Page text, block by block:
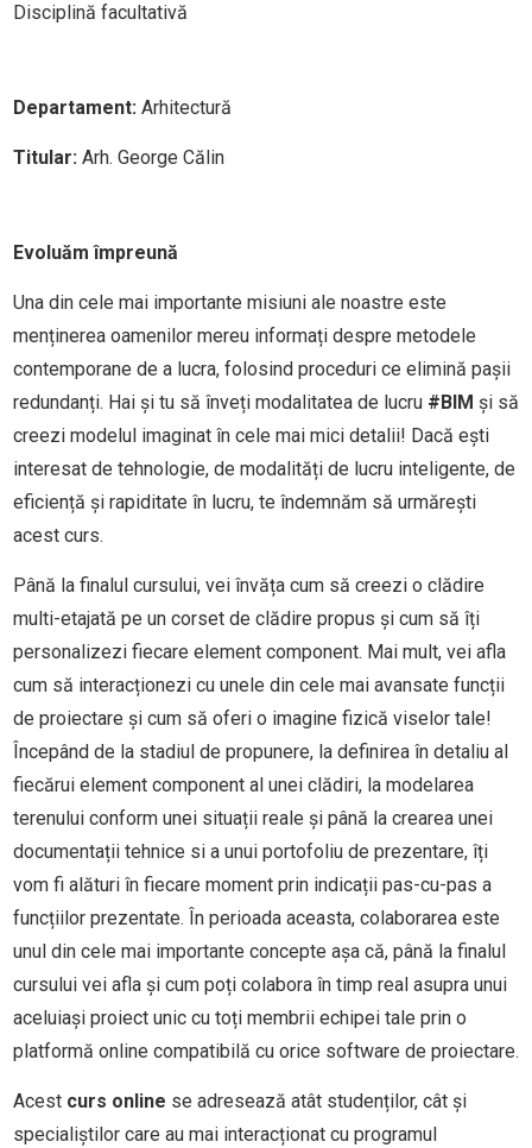
Disciplină facultativă
Departament: Arhitectură
Titular: Arh. George Călin
Evoluăm împreună
Una din cele mai importante misiuni ale noastre este
menținerea oamenilor mereu informați despre metodele
contemporane de a lucra, folosind proceduri ce elimină pașii
redundanți. Hai și tu să înveți modalitatea de lucru #BIM și să
creezi modelul imaginat în cele mai mici detalii! Dacă ești
interesat de tehnologie, de modalități de lucru inteligente, de
eficiență și rapiditate în lucru, te îndemnăm să urmărești
acest curs.
Până la finalul cursului, vei învăța cum să creezi o clădire
multi-etajată pe un corset de clădire propus și cum să îți
personalizezi fiecare element component. Mai mult, vei afla
cum să interacționezi cu unele din cele mai avansate funcții
de proiectare și cum să oferi o imagine fizică viselor tale!
Începând de la stadiul de propunere, la definirea în detaliu al
fiecărui element component al unei clădiri, la modelarea
terenului conform unei situații reale și până la crearea unei
documentații tehnice si a unui portofoliu de prezentare, îți
vom fi alături în fiecare moment prin indicații pas-cu-pas a
funcțiilor prezentate. În perioada aceasta, colaborarea este
unul din cele mai importante concepte așa că, până la finalul
cursului vei afla și cum poți colabora în timp real asupra unui
aceluiași proiect unic cu toți membrii echipei tale prin o
platformă online compatibilă cu orice software de proiectare.
Acest curs online se adresează atât studenților, cât și
specialiștilor care au mai interacționat cu programul